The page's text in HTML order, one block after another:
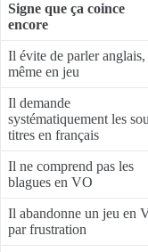
Signe que ça coince
encore
Il évite de parler anglais,
même en jeu
Il demande
systématiquement les
titres en français
Il ne comprend pas les
blagues en VO
Il abandonne un jeu en
par frustration